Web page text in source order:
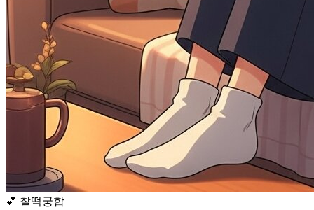
💕 찰떡궁합